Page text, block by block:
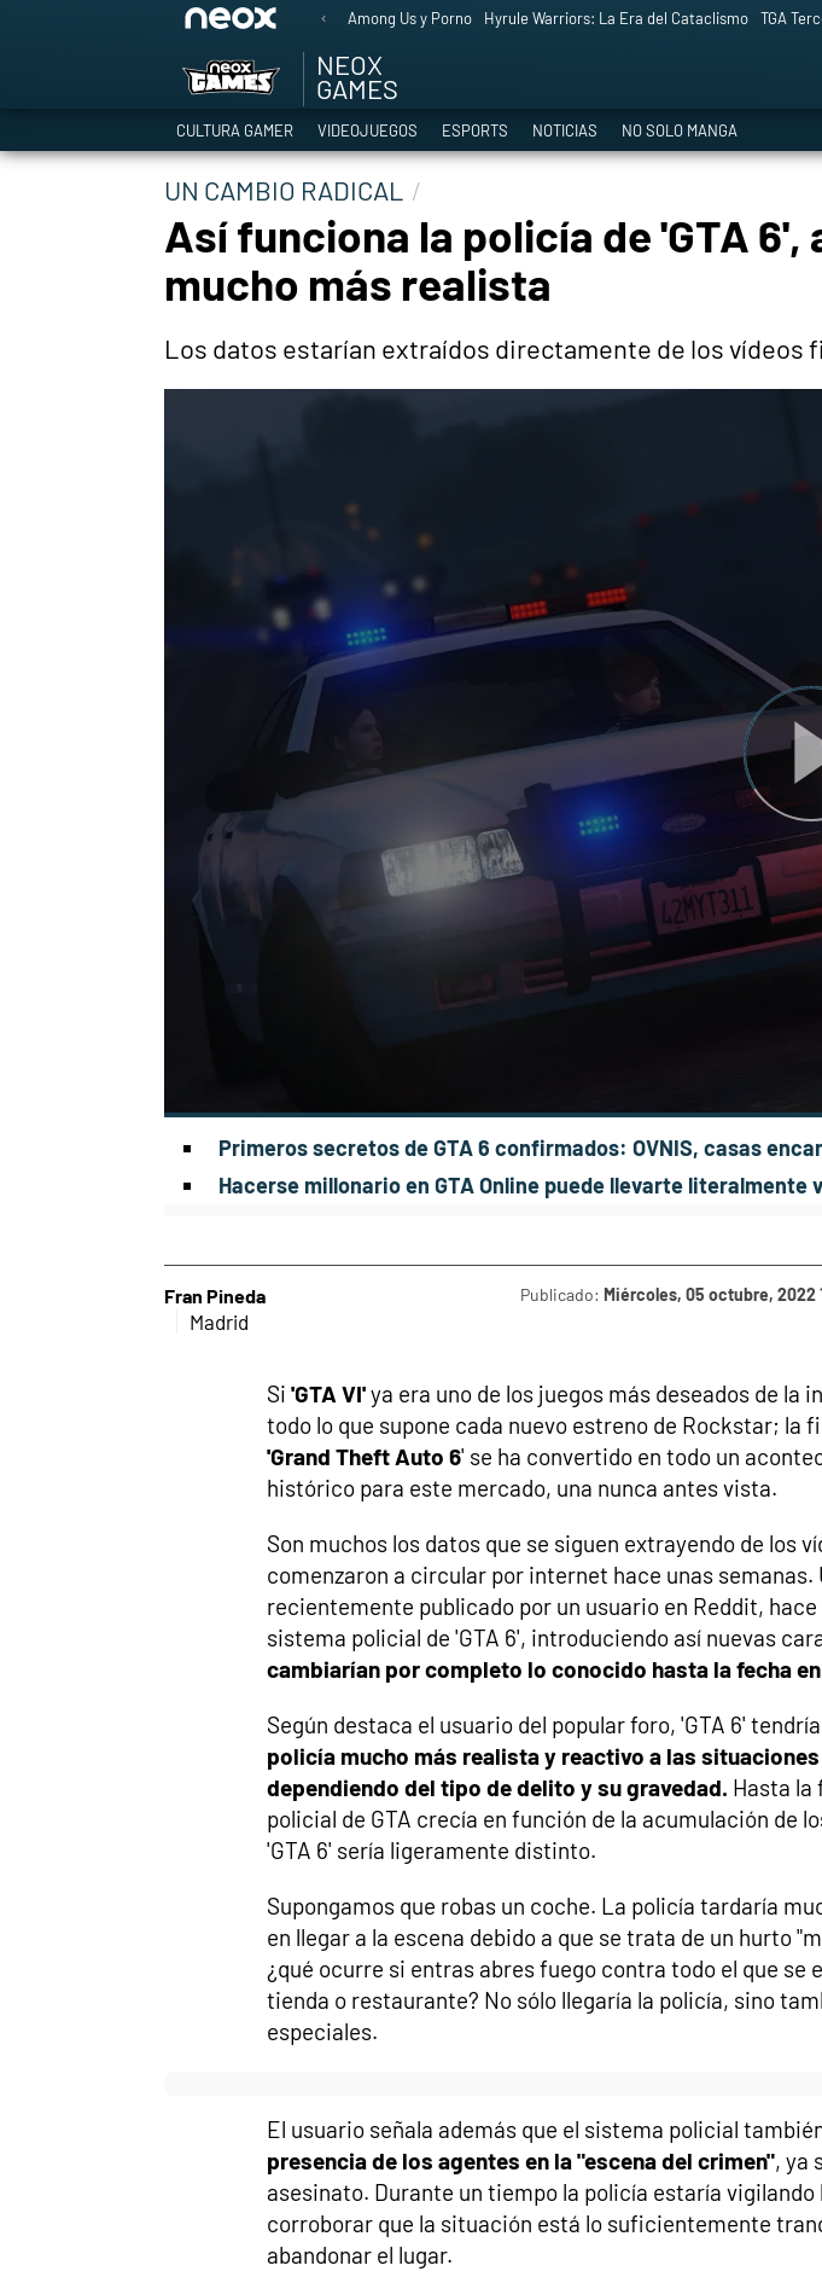
Among Us y Porno Hyrule Warriors: La Era del Cataclismo TGA
NEOX
GAMES
CULTURA GAMER VIDEOJUEGOS ESPORTS NOTICIAS NO SOLO MANGA
UN CAMBIO RADICAL
Así funciona la policía de 'GTA
mucho más realista
Los datos estarían extraídos directamente de los vídeos
Primeros secretos de GTA 6 confirmados: OVNIS, casas
Hacerse millonario en GTA Online puede llevarte
Fran Pineda
Madrid
Publicado: Miércoles, 05 octubre, 2022
Si 'GTA VI'ya era uno de los juegos más deseados de la
todo lo que supone cada nuevo estreno de Rockstar; la
'Grand Theft Auto 6' se ha convertido en todo un
histórico para este mercado, una nunca antes vista.
Son muchos los datos que se siguen extrayendo de los
comenzaron a circular por internet hace unas semanas.
recientemente publicado por un usuario en Reddit,
sistema policial de 'GTA 6', introduciendo así nuevas
cambiarían por completo lo conocido hasta la fecha
Según destaca el usuario del popular foro, 'GTA 6'
policía mucho más realista y reactivo a las situaciones
dependiendo del tipo de delito y su gravedad. Hasta la
policial de GTA crecía en función de la acumulación de
'GTA 6' sería ligeramente distinto.
Supongamos que robas un coche. La policía tardaría
en llegar a la escena debido a que se trata de un hurto
¿qué ocurre si entras abres fuego contra todo el que se
tienda o restaurante? No sólo llegaría la policía, sino
especiales.
El usuario señala además que el sistema policial
presencia de los agentes en la "escena del crimen", ya
asesinato. Durante un tiempo la policía estaría vigilando
corroborar que la situación está lo suficientemente
abandonar el lugar.